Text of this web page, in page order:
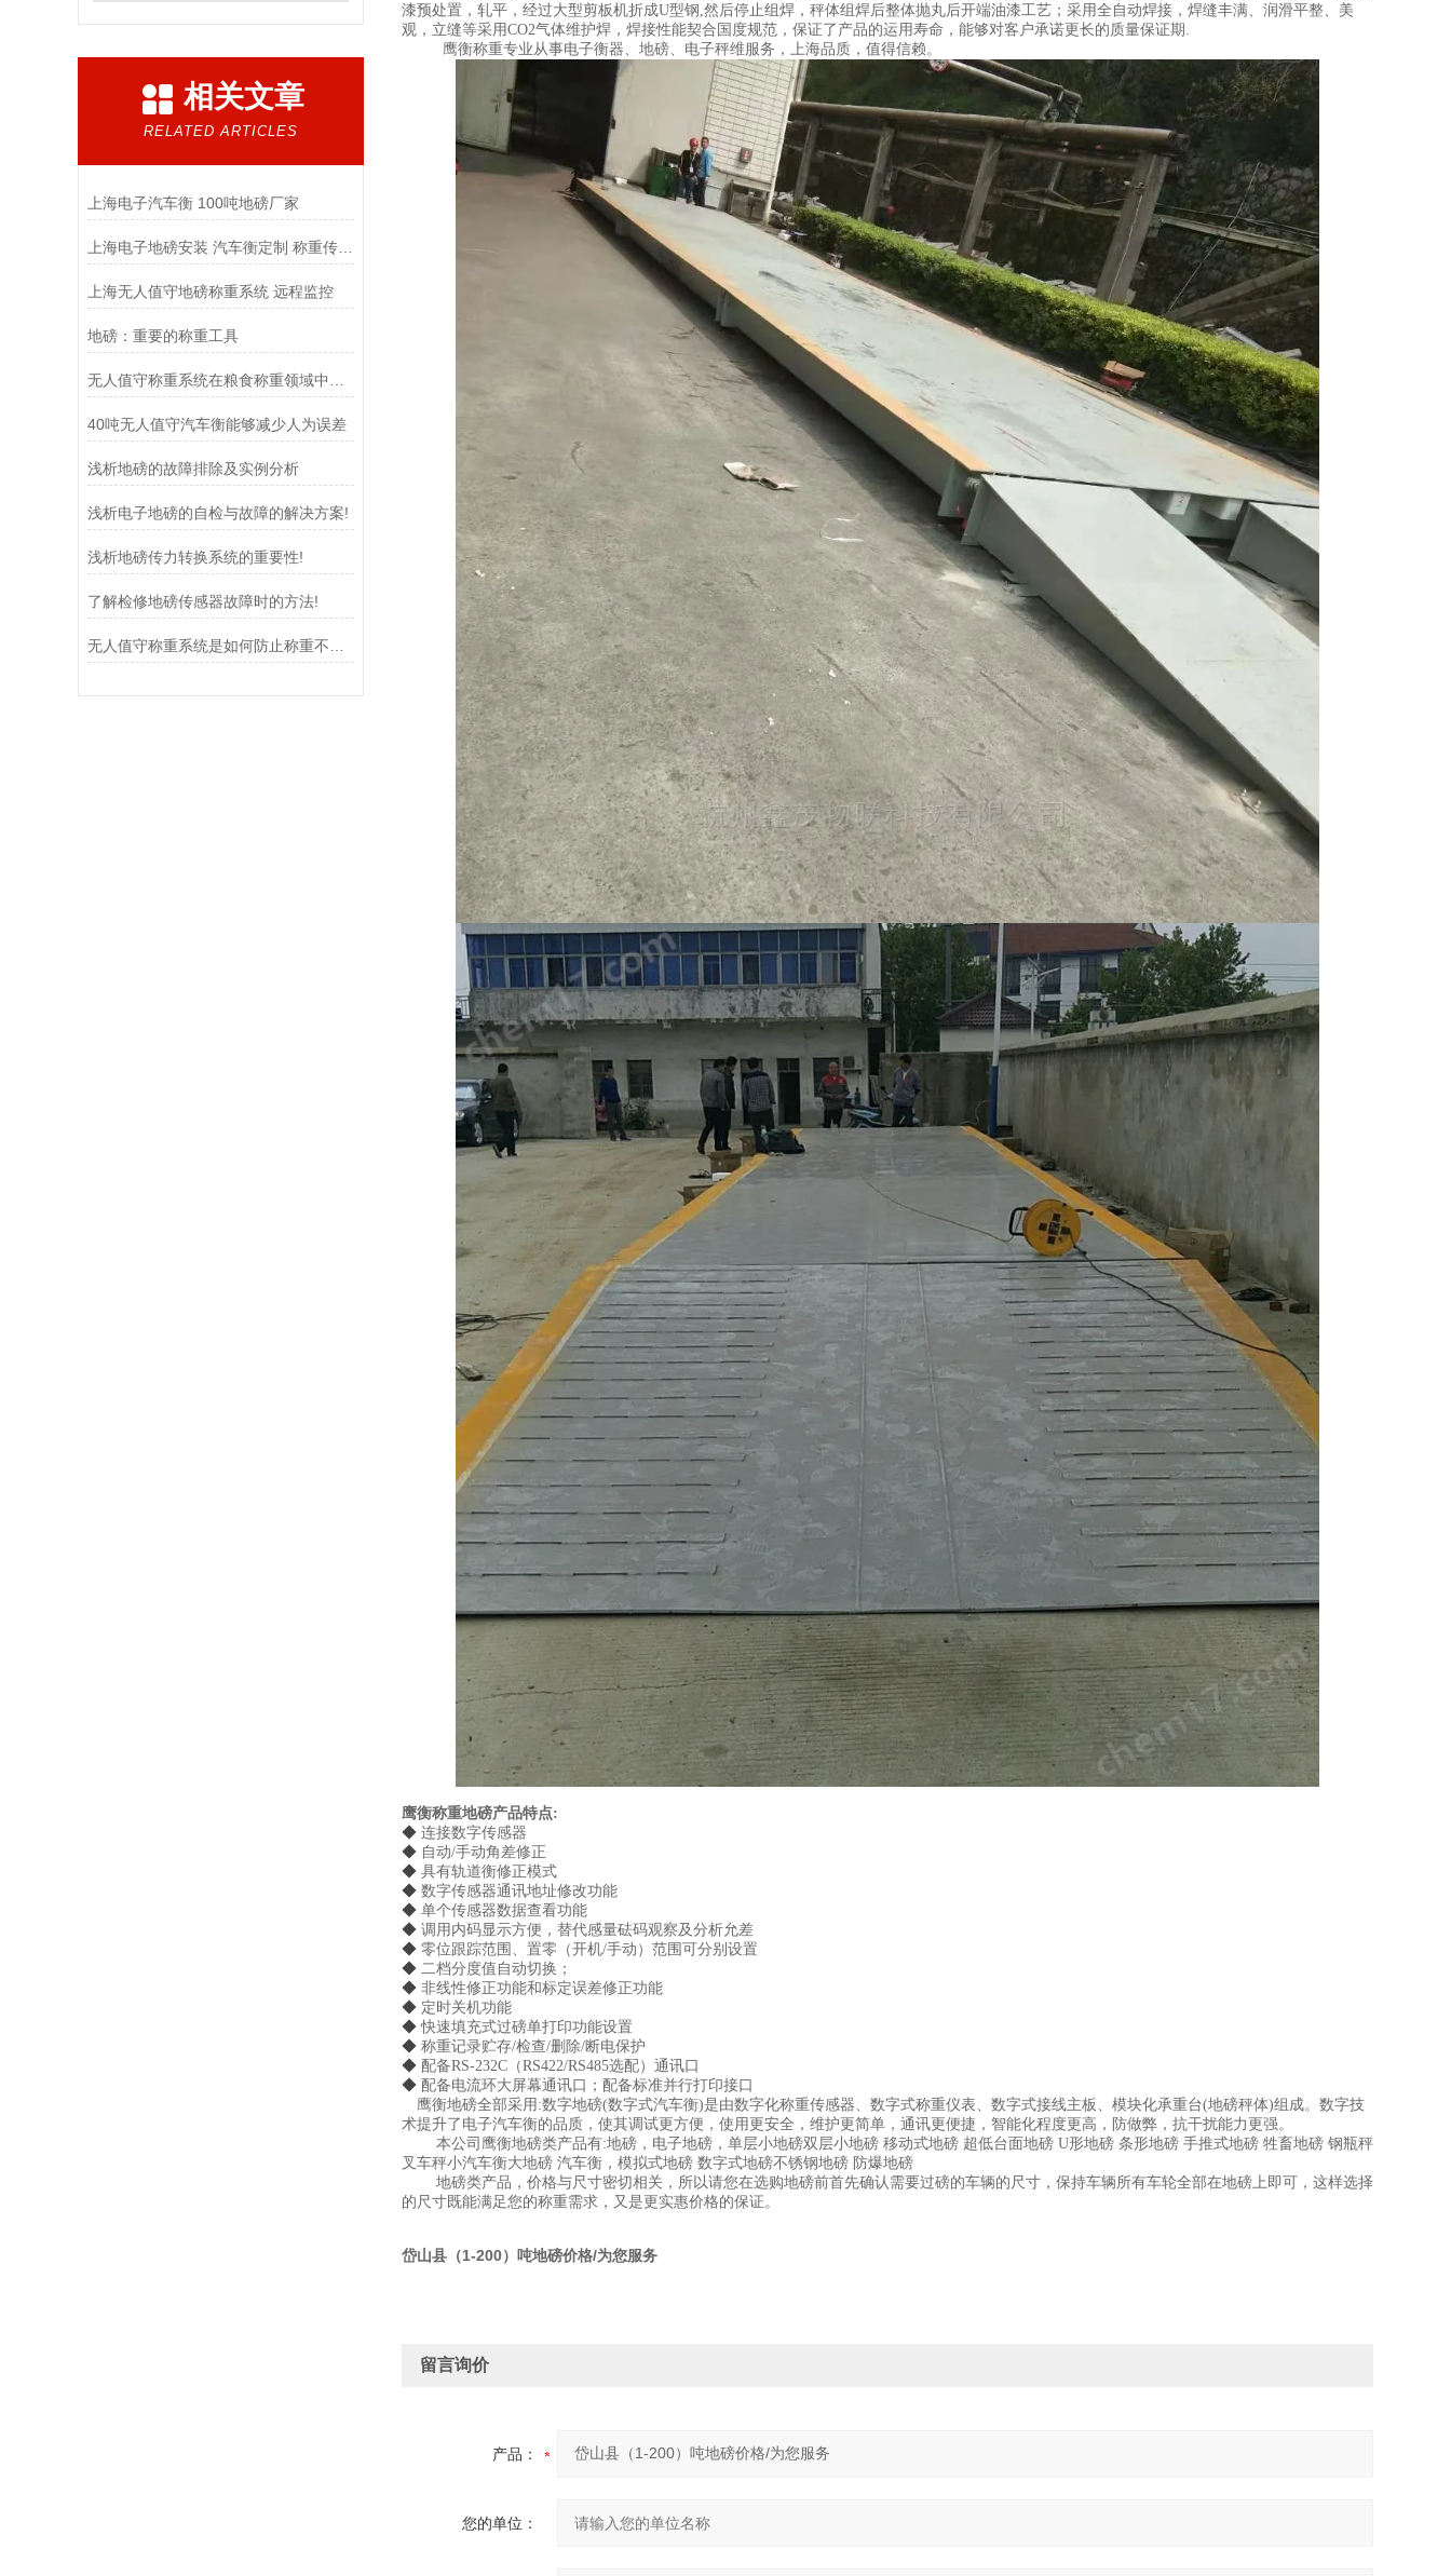
相关文章
RELATED ARTICLES
上海电子汽车衡 100吨地磅厂家
上海电子地磅安装 汽车衡定制 称重传感器
上海无人值守地磅称重系统 远程监控
地磅：重要的称重工具
40吨无人值守汽车衡能够减少人为误差
浅析地磅的故障排除及实例分析
浅析电子地磅的自检与故障的解决方案!
浅析地磅传力转换系统的重要性!
了解检修地磅传感器故障时的方法!
漆预处置，轧平，经过大型剪板机折成U型钢,然后停止组焊，秤体组焊后整体抛丸后开端油漆工艺；采用全自动焊接，焊缝丰满、润滑平整、美
观，立缝等采用CO2气体维护焊，焊接性能契合国度规范，保证了产品的运用寿命，能够对客户承诺更长的质量保证期.
鹰衡称重专业从事电子衡器、地磅、电子秤维服务，上海品质，值得信赖。
鹰衡称重地磅产品特点:
◆ 连接数字传感器
◆ 自动/手动角差修正
◆ 具有轨道衡修正模式
◆ 数字传感器通讯地址修改功能
◆ 单个传感器数据查看功能
◆ 调用内码显示方便，替代感量砝码观察及分析允差
◆ 零位跟踪范围、置零（开机/手动）范围可分别设置
◆ 二档分度值自动切换；
◆ 非线性修正功能和标定误差修正功能
◆ 定时关机功能
◆ 快速填充式过磅单打印功能设置
◆ 称重记录贮存/检查/删除/断电保护
◆ 配备RS-232C（RS422/RS485选配）通讯口
◆ 配备电流环大屏幕通讯口；配备标准并行打印接口
鹰衡地磅全部采用 :数字地磅(数字式汽车衡)是由数字化称重传感器、数字式称重仪表、数字式接线主板、模块化承重台(地磅秤体)组成。数字技
术提升了电子汽车衡的品质，使其调试更方便，使用更安全，维护更简单，通讯更便捷，智能化程度更高，防做弊，抗干扰能力更强。
本公司鹰衡地磅类产品有:地磅，电子地磅，单层小地磅双层小地磅 移动式地磅 超低台面地磅 U形地磅 条形地磅 手推式地磅 牲畜地磅 钢瓶秤
叉车秤小汽车衡大地磅 汽车衡，模拟式地磅 数字式地磅不锈钢地磅 防爆地磅
地磅类产品，价格与尺寸密切相关，所以请您在选购地磅前首先确认需要过磅的车辆的尺寸，保持车辆所有车轮全部在地磅上即可，这样选择
的尺寸既能满足您的称重需求，又是更实惠价格的保证。
岱山县（1-200）吨地磅价格/为您服务
留言询价
产品：
您的单位：